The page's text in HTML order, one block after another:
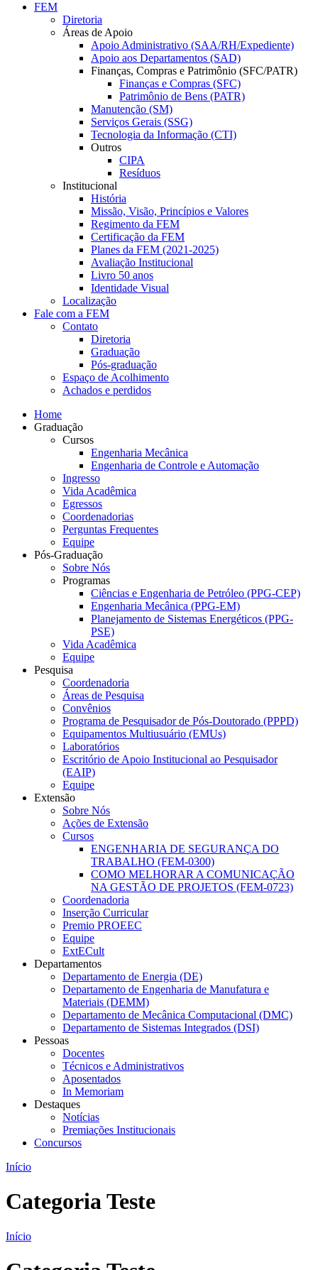
FEM
Diretoria
Áreas de Apoio
Apoio Administrativo (SAA/RH/Expediente)
Apoio aos Departamentos (SAD)
Finanças, Compras e Patrimônio (SFC/PATR)
Finanças e Compras (SFC)
Patrimônio de Bens (PATR)
Manutenção (SM)
Serviços Gerais (SSG)
Tecnologia da Informação (CTI)
Outros
CIPA
Resíduos
Institucional
História
Missão, Visão, Princípios e Valores
Regimento da FEM
Certificação da FEM
Planes da FEM (2021-2025)
Avaliação Institucional
Livro 50 anos
Identidade Visual
Localização
Fale com a FEM
Contato
Diretoria
Graduação
Pós-graduação
Espaço de Acolhimento
Achados e perdidos
Home
Graduação
Cursos
Engenharia Mecânica
Engenharia de Controle e Automação
Ingresso
Vida Acadêmica
Egressos
Coordenadorias
Perguntas Frequentes
Equipe
Pós-Graduação
Sobre Nós
Programas
Ciências e Engenharia de Petróleo (PPG-CEP)
Engenharia Mecânica (PPG-EM)
Planejamento de Sistemas Energéticos (PPG-
PSE)
Vida Acadêmica
Equipe
Pesquisa
Coordenadoria
Áreas de Pesquisa
Convênios
Programa de Pesquisador de Pós-Doutorado (PPPD)
Equipamentos Multiusuário (EMUs)
Laboratórios
Escritório de Apoio Institucional ao Pesquisador
(EAIP)
Equipe
Extensão
Sobre Nós
Ações de Extensão
Cursos
ENGENHARIA DE SEGURANÇA DO
TRABALHO (FEM-0300)
COMO MELHORAR A COMUNICAÇÃO
NA GESTÃO DE PROJETOS (FEM-0723)
Coordenadoria
Inserção Curricular
Premio PROEEC
Equipe
ExtECult
Departamentos
Departamento de Energia (DE)
Departamento de Engenharia de Manufatura e
Materiais (DEMM)
Departamento de Mecânica Computacional (DMC)
Departamento de Sistemas Integrados (DSI)
Pessoas
Docentes
Técnicos e Administrativos
Aposentados
In Memoriam
Destaques
Notícias
Premiações Institucionais
Concursos
Início
Categoria Teste
Início